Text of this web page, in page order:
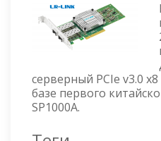
серверный PCIe v3.0
базе первого
SP1000A.